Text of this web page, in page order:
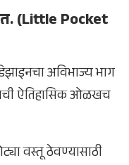
(Little Pocket
अविभाज्य भाग
ऐतिहासिक ओळखच
वस्तू ठेवण्यासाठी